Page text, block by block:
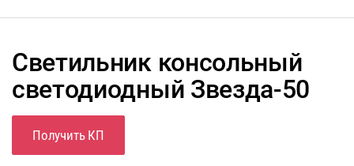
Светильник консольный
светодиодный Звезда-50
Получить КП